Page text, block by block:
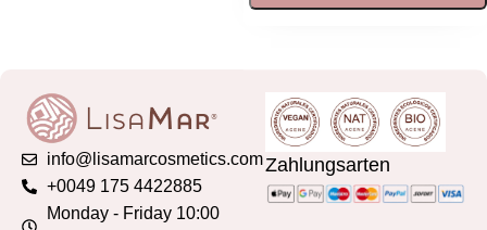
info@lisamarcosmetics.com
+0049 175 4422885
Monday - Friday 10:00
Zahlungsarten